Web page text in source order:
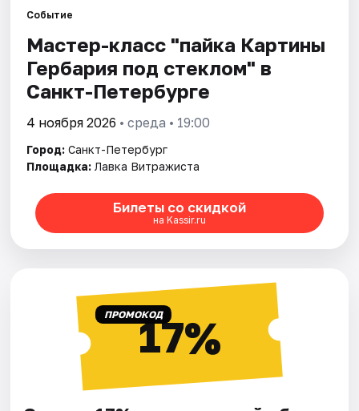
Города
Площадки
Артисты
Рейтинги
Событие
Мастер-класс "пайка Картины
Гербария под стеклом" в
Санкт-Петербурге
4 ноября 2026 • среда • 19:00
Город: Санкт-Петербург
Площадка: Лавка Витражиста
Билеты со скидкой
на Kassir.ru
ПРОМОКОД17%